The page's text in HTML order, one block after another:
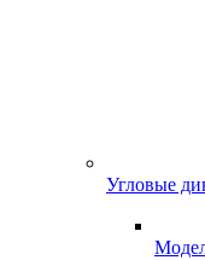
Угловые